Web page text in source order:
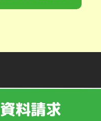
資料請求